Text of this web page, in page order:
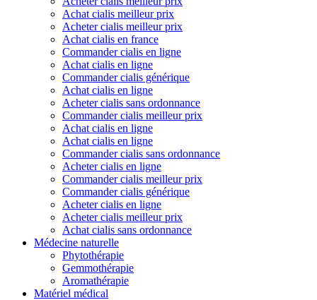
Achat cialis meilleur prix
Acheter cialis meilleur prix
Achat cialis en france
Commander cialis en ligne
Achat cialis en ligne
Commander cialis générique
Achat cialis en ligne
Acheter cialis sans ordonnance
Commander cialis meilleur prix
Achat cialis en ligne
Achat cialis en ligne
Commander cialis sans ordonnance
Acheter cialis en ligne
Commander cialis meilleur prix
Commander cialis générique
Acheter cialis en ligne
Acheter cialis meilleur prix
Achat cialis sans ordonnance
Médecine naturelle
Phytothérapie
Gemmothérapie
Aromathérapie
Matériel médical